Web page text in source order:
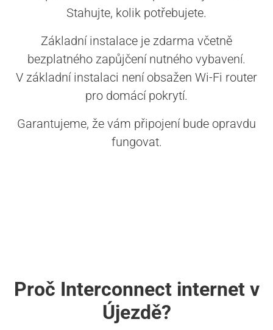
Stahujte, kolik potřebujete.
Základní instalace je zdarma včetně
bezplatného zapůjčení nutného vybavení.
V základní instalaci není obsažen Wi-Fi router
pro domácí pokrytí.
Garantujeme, že vám připojení bude opravdu
fungovat.
Proč Interconnect internet v
Újezdě?